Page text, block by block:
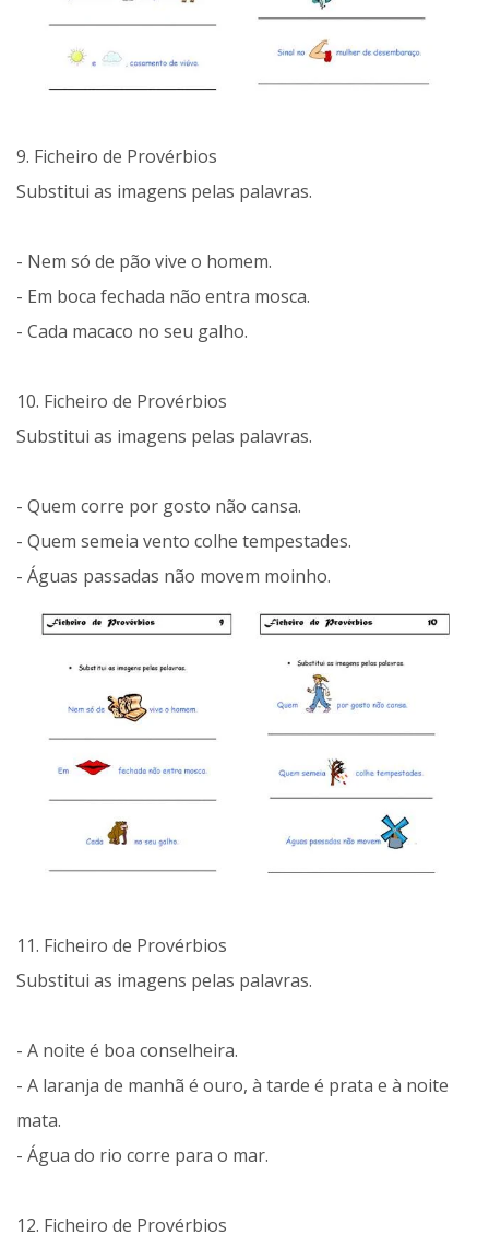
9. Ficheiro de Provérbios
Substitui as imagens pelas palavras.
- Nem só de pão vive o homem.
- Em boca fechada não entra mosca.
- Cada macaco no seu galho.
10. Ficheiro de Provérbios
Substitui as imagens pelas palavras.
- Quem corre por gosto não cansa.
- Quem semeia vento colhe tempestades.
- Águas passadas não movem moinho.
11. Ficheiro de Provérbios
Substitui as imagens pelas palavras.
- A noite é boa conselheira.
- A laranja de manhã é ouro, à tarde é prata e à noite
mata.
- Água do rio corre para o mar.
12. Ficheiro de Provérbios